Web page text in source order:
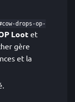
drops-op-
Loot et
gère
et la